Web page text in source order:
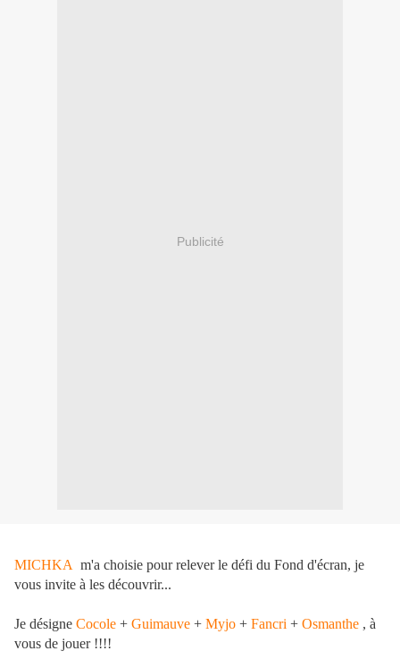
Publicité
MICHKA m'a choisie pour relever le défi du Fond d'écran, je
vous invite à les découvrir...
Je désigne Cocole + Guimauve + Myjo + Fancri + Osmanthe , à
vous de jouer !!!!